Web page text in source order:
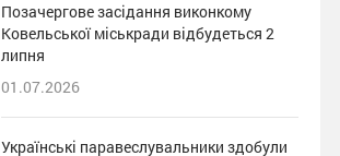
Позачергове засідання виконкому
Ковельської міськради відбудеться 2
липня
01.07.2026
Українські паравеслувальники здобули